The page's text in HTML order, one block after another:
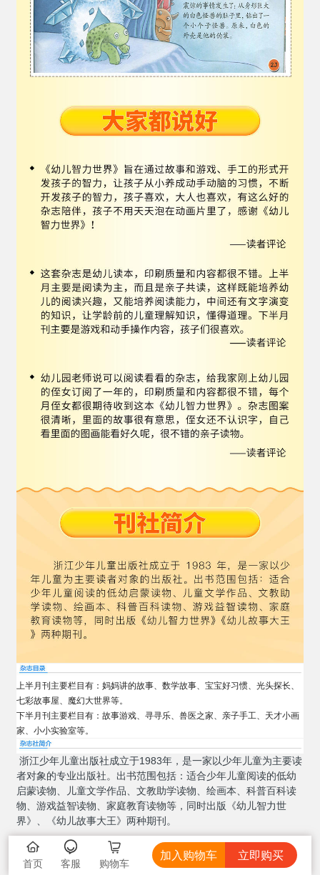
上半月刊主要栏目有：妈妈讲的故事、数学故事、宝宝好习惯、光头探长、
七彩故事屋、魔幻大世界等。
下半月刊主要栏目有：故事游戏、寻寻乐、兽医之家、亲子手工、 天才小画
家、小小实验室等。
浙江少年儿童出版社成立于1983年，是一家以少年儿童为主要读
者对象的专业出版社。出书范围包括：适合少年儿童阅读的低幼
启蒙读物、儿童文学作品、文教助学读物、绘画本、科普百科读
物、游戏益智读物、家庭教育读物等，同时出版《幼儿智力世
界》、《幼儿故事大王》两种期刊。
首页 客服 购物车
加入购物车 立即购买